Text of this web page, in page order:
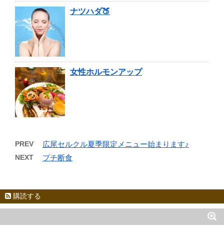
ナツハダ🍑
女性ホルモンアップ
PREV 広尾セルクル夏季限定メニュー始まります♪
NEXT プチ断食
購読する